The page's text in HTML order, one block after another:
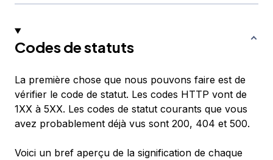
Codes de statuts
La première chose que nous pouvons faire est de
vérifier le code de statut. Les codes HTTP vont de
1XX à 5XX. Les codes de statut courants que vous
avez probablement déjà vus sont 200, 404 et 500.
Voici un bref aperçu de la signification de chaque